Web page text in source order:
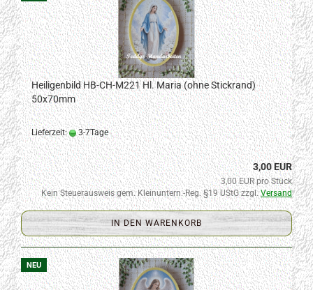
Heiligenbild HB-CH-M221 Hl. Maria (ohne Stickrand)
50x70mm
Lieferzeit: 3-7Tage
3,00 EUR
3,00 EUR pro Stück
Kein Steuerausweis gem. Kleinuntern.-Reg. §19 UStG zzgl.Versand
IN DEN WARENKORB
NEU